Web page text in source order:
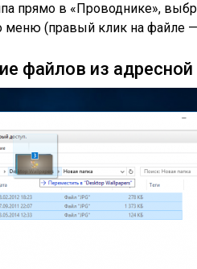
прямо в «Проводнике»,
меню (правый клик на файле
файлов из адресной